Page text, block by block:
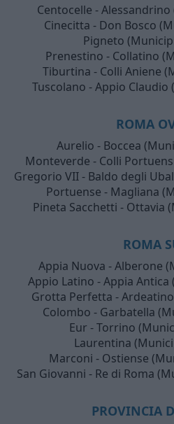
Centocelle -
Cinecitta - Don Bosco
Pigneto
Prenestino - Collatino
Tiburtina - Colli Aniene
Tuscolano - Appio Claudio
ROMA
Aurelio - Boccea
Monteverde - Colli
Gregorio VII - Baldo degli
Portuense - Magliana
Pineta Sacchetti - Ottavia
ROMA
Appia Nuova - Alberone
Appio Latino - Appia
Grotta Perfetta -
Colombo - Garbatella
Eur - Torrino
Laurentina
Marconi - Ostiense
San Giovanni - Re di Roma
PROVINCIA